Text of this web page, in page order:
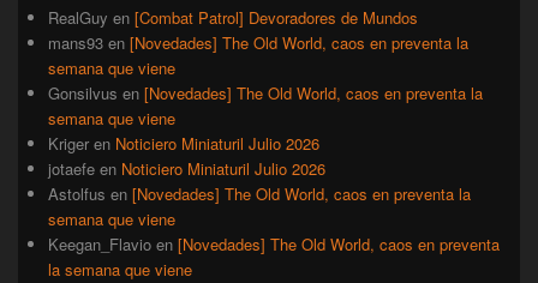
RealGuy en [Combat Patrol] Devoradores de Mundos
mans93 en [Novedades] The Old World, caos en preventa la
semana que viene
Gonsilvus en [Novedades] The Old World, caos en preventa la
semana que viene
Kriger en Noticiero Miniaturil Julio 2026
jotaefe en Noticiero Miniaturil Julio 2026
Astolfus en [Novedades] The Old World, caos en preventa la
semana que viene
Keegan_Flavio en [Novedades] The Old World, caos en preventa
la semana que viene